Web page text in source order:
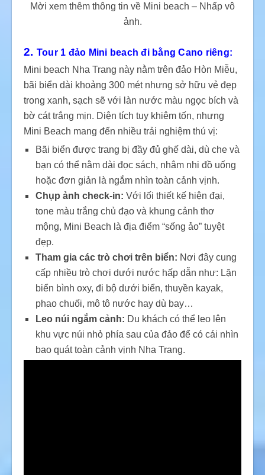
Mời xem thêm thông tin về Mini beach – Nhấp vô
ảnh.
2. Tour 1 đảo Mini beach đi bằng Cano riêng:
Mini beach Nha Trang này nằm trên đảo Hòn Miễu,
bãi biển dài khoảng 300 mét nhưng sở hữu vẻ đẹp
trong xanh, sạch sẽ với làn nước màu ngọc bích và
bờ cát trắng mịn. Diện tích tuy khiêm tốn, nhưng
Mini Beach mang đến nhiều trải nghiệm thú vị:
Bãi biển được trang bị đầy đủ ghế dài, dù che và
bạn có thể nằm dài đọc sách, nhâm nhi đồ uống
hoặc đơn giản là ngắm nhìn toàn cảnh vịnh.
Chụp ảnh check-in: Với lối thiết kế hiện đại,
tone màu trắng chủ đạo và khung cảnh thơ
mộng, Mini Beach là địa điểm “sống ảo” tuyệt
đẹp.
Tham gia các trò chơi trên biển: Nơi đây cung
cấp nhiều trò chơi dưới nước hấp dẫn như: Lặn
biển bình oxy, đi bộ dưới biển, thuyền kayak,
phao chuối, mô tô nước hay dù bay…
Leo núi ngắm cảnh: Du khách có thể leo lên
khu vực núi nhỏ phía sau của đảo để có cái nhìn
bao quát toàn cảnh vịnh Nha Trang.